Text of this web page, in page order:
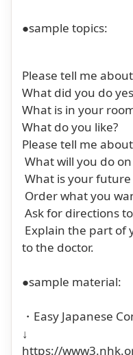
●sample topics:
Please tell me
What did you do
What is in your
What do you like?
Please tell me
What will you do
What is your
Order what you
Ask for directions
Explain the part of
to the doctor.
●sample material:
・Easy Japanese
↓
https://